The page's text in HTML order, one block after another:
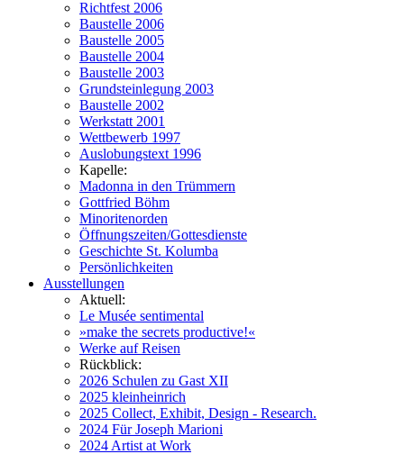
Richtfest 2006
Baustelle 2006
Baustelle 2005
Baustelle 2004
Baustelle 2003
Grundsteinlegung 2003
Baustelle 2002
Werkstatt 2001
Wettbewerb 1997
Auslobungstext 1996
Kapelle:
Madonna in den Trümmern
Gottfried Böhm
Minoritenorden
Öffnungszeiten/Gottesdienste
Geschichte St. Kolumba
Persönlichkeiten
Ausstellungen
Aktuell:
Le Musée sentimental
»make the secrets productive!«
Werke auf Reisen
Rückblick:
2026 Schulen zu Gast XII
2025 kleinheinrich
2025 Collect, Exhibit, Design - Research.
2024 Für Joseph Marioni
2024 Artist at Work